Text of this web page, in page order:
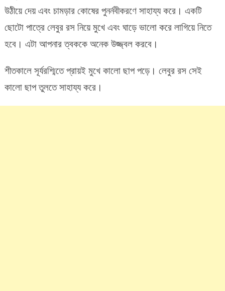
উঠীয়ে দেয় এবং চামড়ার কোষের পুনর্নবীকরণে সাহায্য করে। একটি
ছোটো পাত্রে লেবুর রস নিয়ে মুখে এবং ঘাড়ে ভালো করে লাগিয়ে নিতে
হবে। এটা আপনার ত্বককে অনেক উজ্জ্বল করবে।
শীতকালে সূর্যরশ্মিতে প্রায়ই মুখে কালো ছাপ পড়ে। লেবুর রস সেই
কালো ছাপ তুলতে সাহায্য করে।